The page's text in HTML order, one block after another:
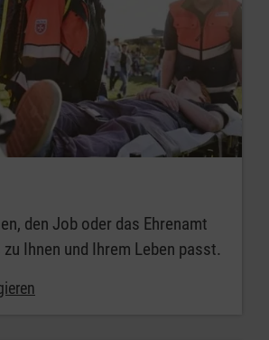
den Job oder das Ehrenamt
zu Ihnen und Ihrem Leben passt.